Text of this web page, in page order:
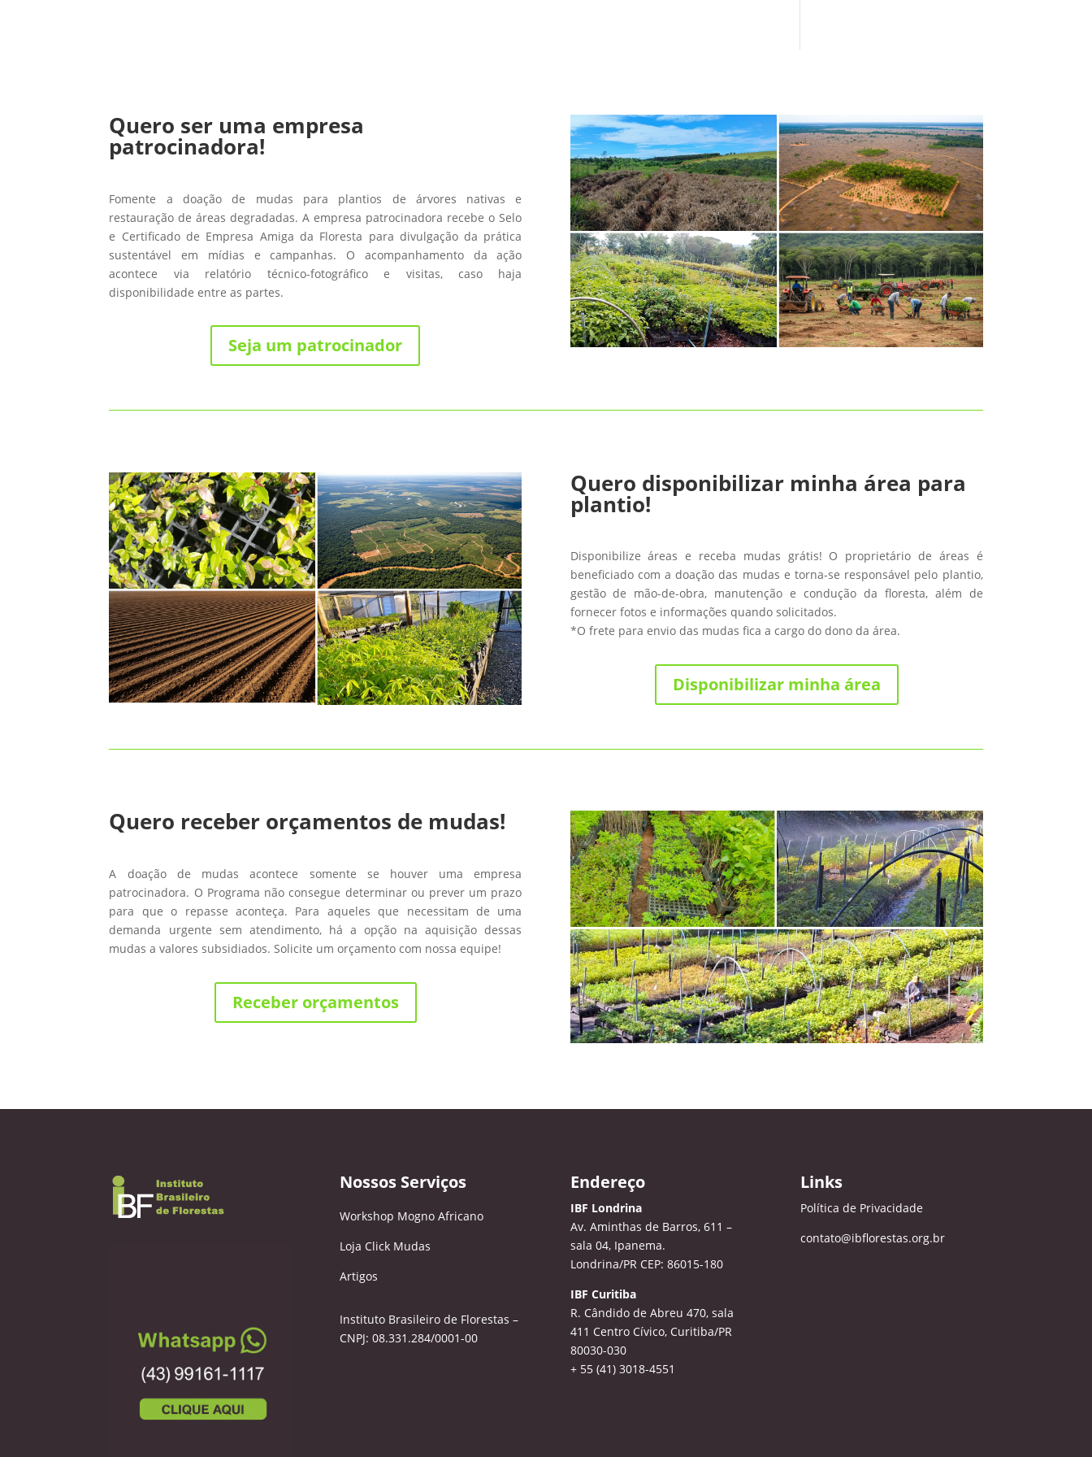
Quero ser uma empresa
patrocinadora!
Fomente a doação de mudas para plantios de árvores nativas e
restauração de áreas degradadas. A empresa patrocinadora recebe o Selo
e Certificado de Empresa Amiga da Floresta para divulgação da prática
sustentável em mídias e campanhas. O acompanhamento da ação
acontece via relatório técnico-fotográfico e visitas, caso haja
disponibilidade entre as partes.
Seja um patrocinador
Quero disponibilizar minha área para
plantio!
Disponibilize áreas e receba mudas grátis! O proprietário de áreas é
beneficiado com a doação das mudas e torna-se responsável pelo plantio,
gestão de mão-de-obra, manutenção e condução da floresta, além de
fornecer fotos e informações quando solicitados.
*O frete para envio das mudas fica a cargo do dono da área.
Disponibilizar minha área
Quero receber orçamentos de mudas!
A doação de mudas acontece somente se houver uma empresa
patrocinadora. O Programa não consegue determinar ou prever um prazo
para que o repasse aconteça. Para aqueles que necessitam de uma
demanda urgente sem atendimento, há a opção na aquisição dessas
mudas a valores subsidiados. Solicite um orçamento com nossa equipe!
Receber orçamentos
Nossos Serviços
Workshop Mogno Africano
Loja Click Mudas
Artigos
Instituto Brasileiro de Florestas –
CNPJ: 08.331.284/0001-00
Endereço
IBF Londrina
Av. Aminthas de Barros, 611 –
sala 04, Ipanema.
Londrina/PR CEP: 86015-180
IBF Curitiba
R. Cândido de Abreu 470, sala
411 Centro Cívico, Curitiba/PR
80030-030
+ 55 (41) 3018-4551
Links
Política de Privacidade
contato@ibflorestas.org.br